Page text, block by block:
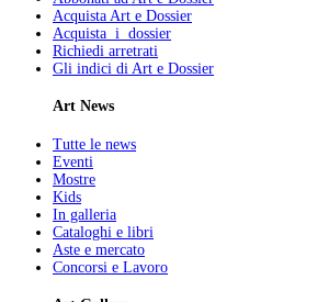
Acquista Art e Dossier
Acquista i dossier
Richiedi arretrati
Gli indici di Art e Dossier
Art News
Tutte le news
Eventi
Mostre
Kids
In galleria
Cataloghi e libri
Aste e mercato
Concorsi e Lavoro